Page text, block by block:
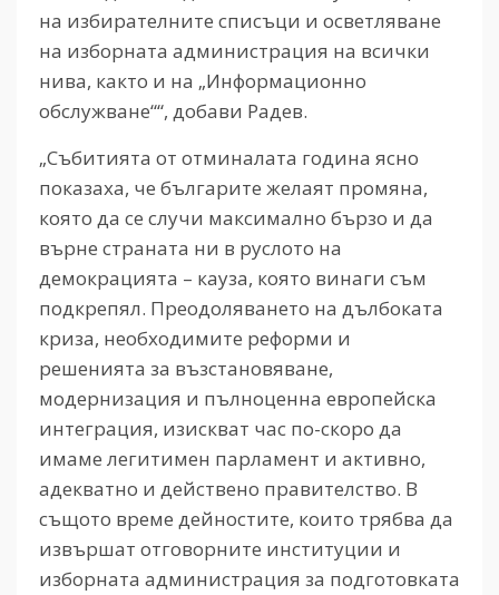
на избирателните списъци и осветляване
на изборната администрация на всички
нива, както и на „Информационно
обслужване““, добави Радев.
„Събитията от отминалата година ясно
показаха, че българите желаят промяна,
която да се случи максимално бързо и да
върне страната ни в руслото на
демокрацията – кауза, която винаги съм
подкрепял. Преодоляването на дълбоката
криза, необходимите реформи и
решенията за възстановяване,
модернизация и пълноценна европейска
интеграция, изискват час по-скоро да
имаме легитимен парламент и активно,
адекватно и действено правителство. В
същото време дейностите, които трябва да
извършат отговорните институции и
изборната администрация за подготовката